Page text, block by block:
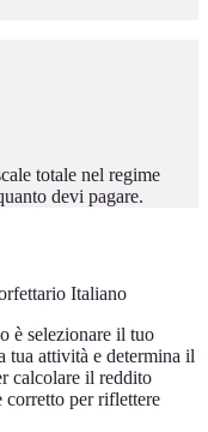
totale nel regime
devi pagare.
Italiano
è selezionare il tuo
tua attività e determina il
calcolare il reddito
corretto per riflettere